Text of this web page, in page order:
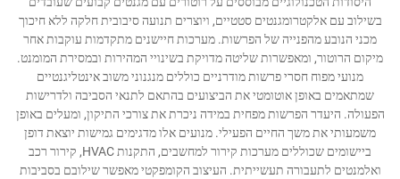
בשילוב עם אלקטרומגנטים סטטיים, ויוצרים תנועה סיבובית חלקה ללא חיכוך
מכני הנובע מהפנייה של הפרשות. מערכות חיישנים מתקדמות עוקבות אחר
מיקום הרוטור, ומאפשרות שליטה מדויקת בשינויי המהירות ובמסירת המומנט.
מנועי מפוח חסרי פרשות מודרניים כוללים מנגנוני משוב אינטליגנטיים
שמתאמים באופן אוטומטי את הביצועים בהתאם לתנאי הסביבה ולדרישות
הפעולה. היעדר הפרשות מפחית במידה ניכרת את צורכי התיקון, ומעלים באופן
משמעותי את משך החיים הפעילי. מנועים אלו מדגימים גמישות יוצאת דופן
ביישומים שכוללים מערכות קירור למחשבים, התקנות HVAC, קירור רכב
ואלמנטים לתעבורה תעשייתית. העיצוב הקומפקטי מאפשר שילובם בסביבות